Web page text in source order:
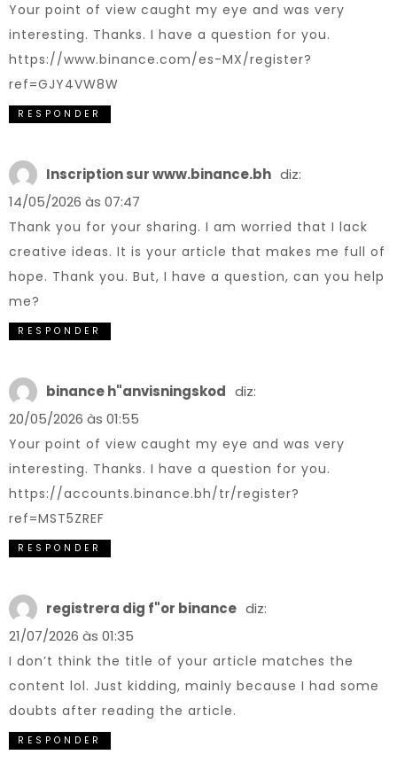
Your point of view caught my eye and was very
interesting. Thanks. I have a question for you.
https://www.binance.com/es-MX/register?
ref=GJY4VW8W
RESPONDER
Inscription sur www.binance.bh diz:
14/05/2026 às 07:47
Thank you for your sharing. I am worried that I lack
creative ideas. It is your article that makes me full of
hope. Thank you. But, I have a question, can you help
me?
RESPONDER
binance h"anvisningskod diz:
20/05/2026 às 01:55
Your point of view caught my eye and was very
interesting. Thanks. I have a question for you.
https://accounts.binance.bh/tr/register?
ref=MST5ZREF
RESPONDER
registrera dig f"or binance diz:
21/07/2026 às 01:35
I don’t think the title of your article matches the
content lol. Just kidding, mainly because I had some
doubts after reading the article.
RESPONDER